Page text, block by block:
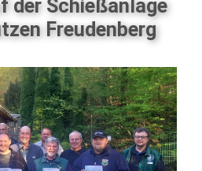
der Schießanlage
Freudenberg